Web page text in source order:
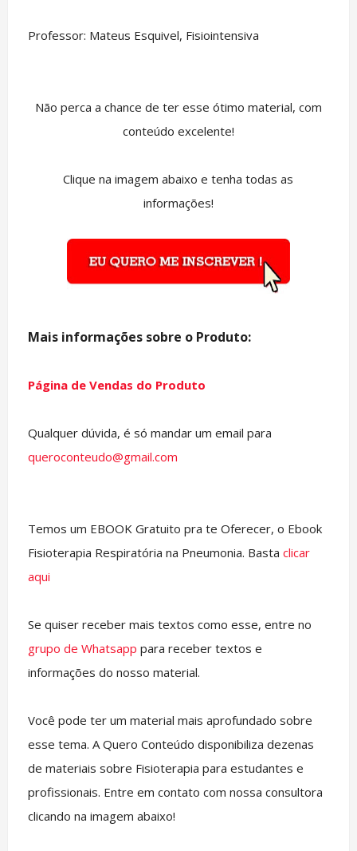
Professor: Mateus Esquivel, Fisiointensiva
Não perca a chance de ter esse ótimo material, com
conteúdo excelente!
Clique na imagem abaixo e tenha todas as
informações!
Mais informações sobre o Produto:
Página de Vendas do Produto
Qualquer dúvida, é só mandar um email para
queroconteudo@gmail.com
Temos um EBOOK Gratuito pra te Oferecer, o Ebook
Fisioterapia Respiratória na Pneumonia. Basta clicar
aqui
Se quiser receber mais textos como esse, entre no
grupo de Whatsapp para receber textos e
informações do nosso material.
Você pode ter um material mais aprofundado sobre
esse tema. A Quero Conteúdo disponibiliza dezenas
de materiais sobre Fisioterapia para estudantes e
profissionais. Entre em contato com nossa consultora
clicando na imagem abaixo!